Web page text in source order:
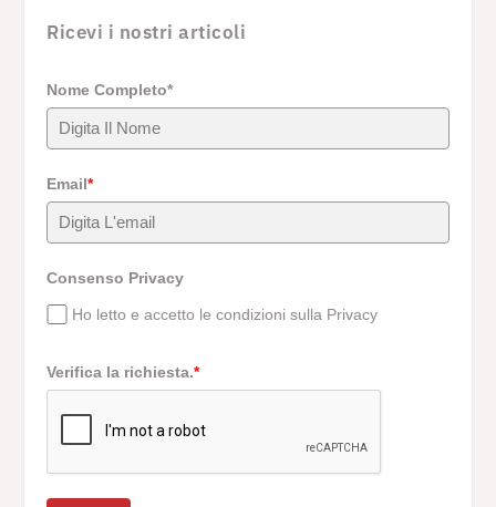
Ricevi i nostri articoli
Nome Completo*
Email*
Consenso Privacy
Ho letto e accetto le condizioni sulla Privacy
Verifica la richiesta.*